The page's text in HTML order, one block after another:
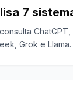
7
ChatGPT,
Grok e Llama.